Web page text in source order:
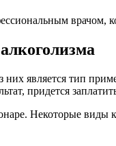
является тип
придется
Некоторые виды